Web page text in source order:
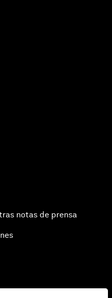
notas de prensa